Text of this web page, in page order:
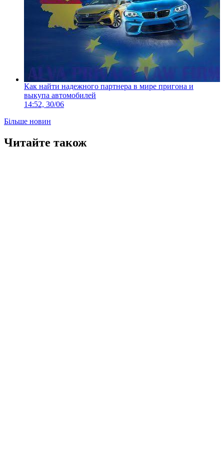
Как найти надежного партнера в мире пригона и
выкупа автомобилей
14:52, 30/06
Більше новин
Читайте також